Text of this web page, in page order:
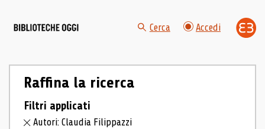
Cerca Accedi
Raffina la ricerca
Filtri applicati
Autori: Claudia Filippazzi